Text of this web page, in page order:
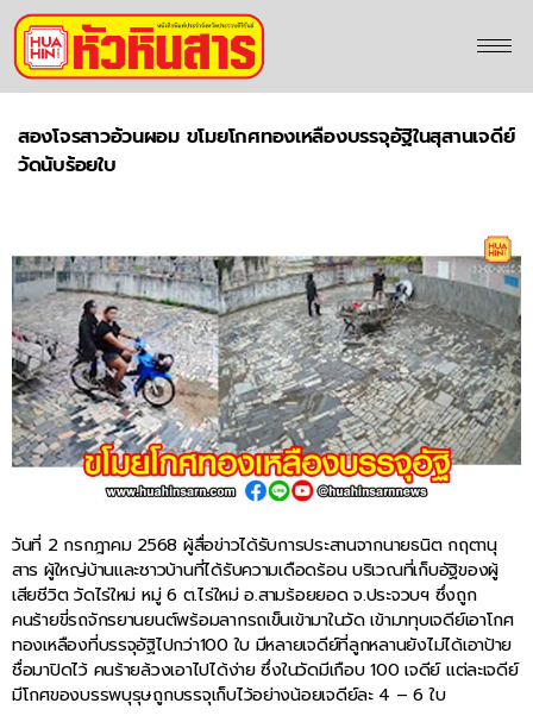
สองโจรสาวอ้วนผอม ขโมยโกศทองเหลืองบรรจุอัฐิในสุสานเจดีย์
วัดนับร้อยใบ
วันที่ 2 กรกฎาคม 2568 ผู้สื่อข่าวได้รับการประสานจากนายธนิต กฤตานุ
สาร ผู้ใหญ่บ้านและชาวบ้านที่ได้รับความเดือดร้อน บริเวณที่เก็บอัฐิของผู้
เสียชีวิต วัดไร่ใหม่ หมู่ 6 ต.ไร่ใหม่ อ.สามร้อยยอด จ.ประจวบฯ ซึ่งถูก
คนร้ายขี่รถจักรยานยนต์พร้อมลากรถเข็นเข้ามาในวัด เข้ามาทุบเจดีย์เอาโกศ
ทองเหลืองที่บรรจุอัฐิไปกว่า100 ใบ มีหลายเจดีย์ที่ลูกหลานยังไม่ได้เอาป้าย
ชื่อมาปิดไว้ คนร้ายล้วงเอาไปได้ง่าย ซึ่งในวัดมีเกือบ 100 เจดีย์ แต่ละเจดีย์
มีโกศของบรรพบุรุษถูกบรรจุเก็บไว้อย่างน้อยเจดีย์ละ 4 – 6 ใบ